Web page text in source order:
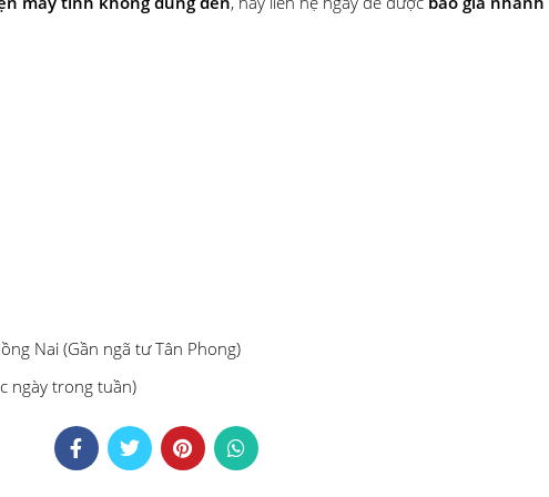
Nai (Gần ngã tư Tân Phong)
ngày trong tuần)